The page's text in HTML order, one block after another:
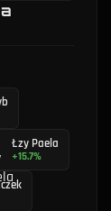
Łzy Paela
+15.7%